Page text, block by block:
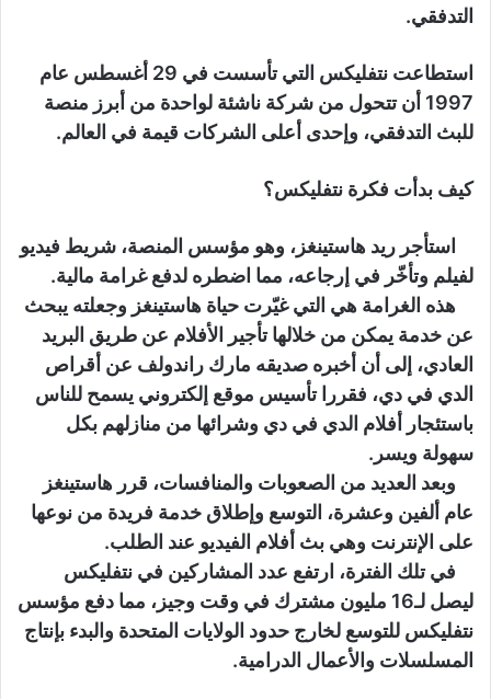
التدفقي.
استطاعت نتفليكس التي تأسست في 29 أغسطس عام
1997 أن تتحول من شركة ناشئة لواحدة من أبرز منصة
للبث التدفقي، وإحدى أعلى الشركات قيمة في العالم.
كيف بدأت فكرة نتفليكس؟
استأجر ريد هاستينغز، وهو مؤسس المنصة، شريط فيديو
لفيلم وتأخّر في إرجاعه، مما اضطره لدفع غرامة مالية.
هذه الغرامة هي التي غيّرت حياة هاستينغز وجعلته يبحث
عن خدمة يمكن من خلالها تأجير الأفلام عن طريق البريد
العادي، إلى أن أخبره صديقه مارك راندولف عن أقراص
الدي في دي، فقررا تأسيس موقع إلكتروني يسمح للناس
باستئجار أفلام الدي في دي وشرائها من منازلهم بكل
سهولة ويسر.
وبعد العديد من الصعوبات والمنافسات، قرر هاستينغز
عام ألفين وعشرة، التوسع وإطلاق خدمة فريدة من نوعها
على الإنترنت وهي بث أفلام الفيديو عند الطلب.
في تلك الفترة، ارتفع عدد المشاركين في نتفليكس
ليصل لـ16 مليون مشترك في وقت وجيز، مما دفع مؤسس
نتفليكس للتوسع لخارج حدود الولايات المتحدة والبدء بإنتاج
المسلسلات والأعمال الدرامية.